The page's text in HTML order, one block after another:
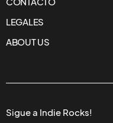
LEGALES
ABOUT US
Sigue a Indie Rocks!